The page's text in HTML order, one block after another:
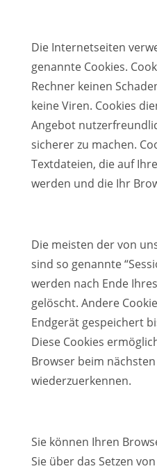
Die Internetseiten
genannte Cookies.
Rechner keinen
keine Viren. Cookies
Angebot
sicherer zu machen.
Textdateien, die auf
werden und die Ihr
Die meisten der von
sind so genannte
werden nach Ende
gelöscht. Andere
Endgerät gespeichert
Diese Cookies
Browser beim
wiederzuerkennen.
Sie können Ihren
Sie über das Setzen